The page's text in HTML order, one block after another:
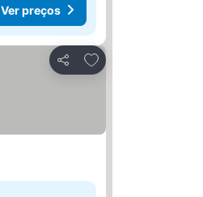
Ver preços
Partilhar
Adicionar aos